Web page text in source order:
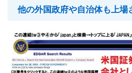
他の外国政府や自治体も上場